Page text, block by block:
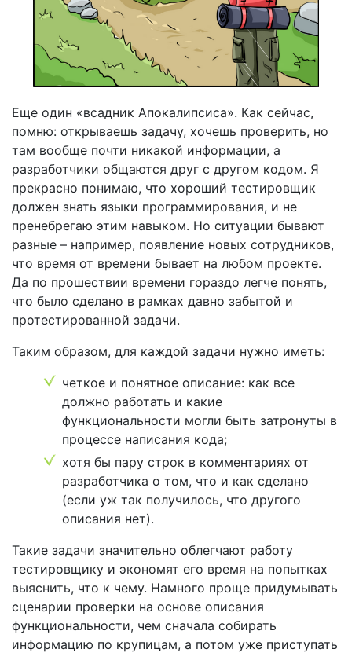
Еще один «всадник Апокалипсиса». Как сейчас,
помню: открываешь задачу, хочешь проверить, но
там вообще почти никакой информации, а
разработчики общаются друг с другом кодом. Я
прекрасно понимаю, что хороший тестировщик
должен знать языки программирования, и не
пренебрегаю этим навыком. Но ситуации бывают
разные – например, появление новых сотрудников,
что время от времени бывает на любом проекте.
Да по прошествии времени гораздо легче понять,
что было сделано в рамках давно забытой и
протестированной задачи.
Таким образом, для каждой задачи нужно иметь:
четкое и понятное описание: как все
должно работать и какие
функциональности могли быть затронуты в
процессе написания кода;
хотя бы пару строк в комментариях от
разработчика о том, что и как сделано
(если уж так получилось, что другого
описания нет).
Такие задачи значительно облегчают работу
тестировщику и экономят его время на попытках
выяснить, что к чему. Намного проще придумывать
сценарии проверки на основе описания
функциональности, чем сначала собирать
информацию по крупицам, а потом уже приступать